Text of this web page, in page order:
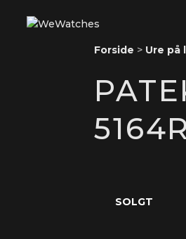
Forside > Ure på
SOLGT